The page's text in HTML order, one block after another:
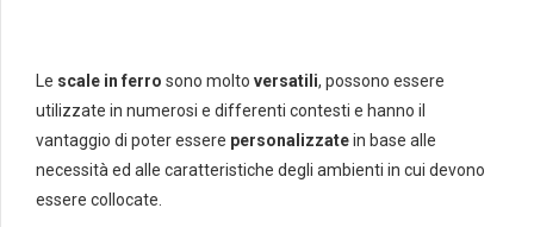
Le scale in ferro sono molto versatili, possono essere
utilizzate in numerosi e differenti contesti e hanno il
vantaggio di poter essere personalizzatein base alle
necessità ed alle caratteristiche degli ambienti in cui devono
essere collocate.